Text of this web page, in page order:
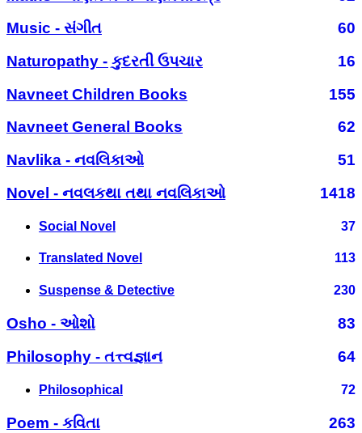
Music - સંગીત
60
Naturopathy - કુદરતી ઉપચાર
16
Navneet Children Books
155
Navneet General Books
62
Navlika - નવલિકાઓ
51
Novel - નવલકથા તથા નવલિકાઓ
1418
Social Novel 37
Translated Novel 113
Suspense & Detective 230
Osho - ઓશો
83
Philosophy - તત્ત્વજ્ઞાન
64
Philosophical 72
Poem - કવિતા
263